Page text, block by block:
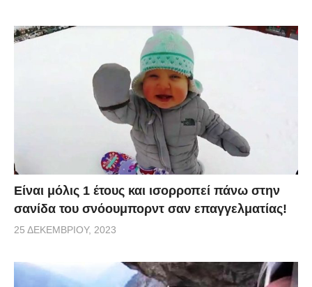
Είναι μόλις 1 έτους και ισορροπεί πάνω στην
σανίδα του σνόουμπορντ σαν επαγγελματίας!
25 ΔΕΚΕΜΒΡΊΟΥ, 2023